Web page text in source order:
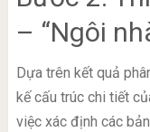
– “Ngôi
Dựa trên kết quả
kế cấu trúc chi tiết
việc xác định các